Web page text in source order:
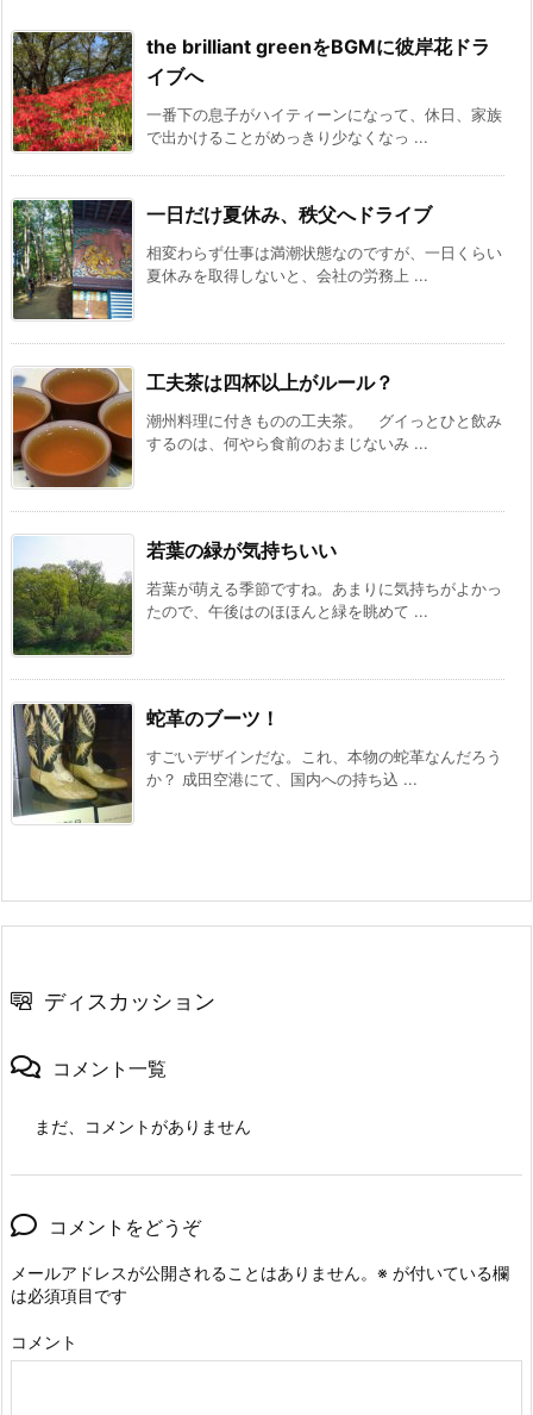
the brilliant greenをBGMに彼岸花ドラ
イブへ
一番下の息子がハイティーンになって、休日、家族
で出かけることがめっきり少なくなっ ...
一日だけ夏休み、秩父へドライブ
相変わらず仕事は満潮状態なのですが、一日くらい
夏休みを取得しないと、会社の労務上 ...
工夫茶は四杯以上がルール？
潮州料理に付きものの工夫茶。 グイっとひと飲み
するのは、何やら食前のおまじないみ ...
若葉の緑が気持ちいい
若葉が萌える季節ですね。あまりに気持ちがよかっ
たので、午後はのほほんと緑を眺めて ...
蛇革のブーツ！
すごいデザインだな。これ、本物の蛇革なんだろう
か？ 成田空港にて、国内への持ち込 ...
ディスカッション
コメント一覧
まだ、コメントがありません
コメントをどうぞ
メールアドレスが公開されることはありません。 ※ が付いている欄
は必須項目です
コメント